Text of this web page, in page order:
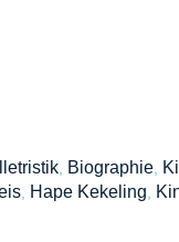
, Biographie,
, Hape Kekeling